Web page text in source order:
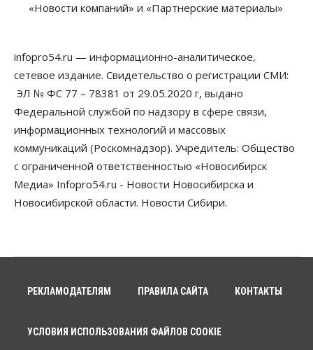
07 Августа 2026, 08:00
привлекать к разработке новых лекарств в
России
06 Августа 2026, 19:00
Мировые И Федеральные Новости
Россия построит в Киргизии новый кампус КРСУ:
30 гектаров, 15 тысяч студентов и 30 миллиардов
рублей
06 Августа 2026, 18:40
Новосибирским студентам помогают
площади участков для КРТ в Новосибирске
Бизнес Недвижимость Общество
«Новости компаний» и «Партнерские материалы»
infopro54.ru — информационно-аналитическое,
сетевое издание. Свидетельство о регистрации СМИ:
ЭЛ № ФС 77 – 78381 от 29.05.2020 г, выдано
Федеральной службой по надзору в сфере связи,
информационных технологий и массовых
коммуникаций (Роскомнадзор). Учредитель: Общество
с ограниченной ответственностью «Новосибирск
Медиа» Infopro54.ru - Новости Новосибирска и
Новосибирской области. Новости Сибири.
РЕКЛАМОДАТЕЛЯМ ПРАВИЛА САЙТА КОНТАКТЫ
УСЛОВИЯ ИСПОЛЬЗОВАНИЯ ФАЙЛОВ COOKIE